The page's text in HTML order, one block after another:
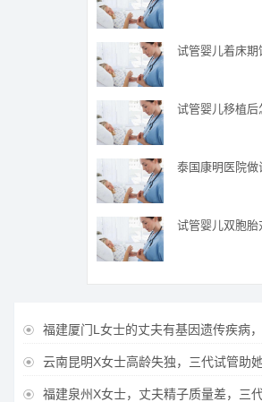
试管婴儿着床期
试管婴儿移植后
泰国康明医院做
试管婴儿双胞胎
 福建厦门L女士的丈夫有基因遗传疾病
 云南昆明X女士高龄失独，三代试管助
 福建泉州X女士，丈夫精子质量差，三